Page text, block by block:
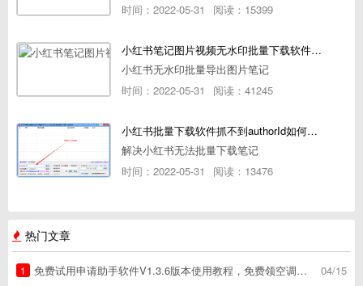
时间：2022-05-31
阅读：15399
小红书笔记图片视频无水印批量下载软件使用教程
小红书无水印批量导出图片笔记
时间：2022-05-31
阅读：41245
小红书批量下载软件抓不到authorId如何解决
解决小红书无法批量下载笔记
时间：2022-05-31
阅读：13476
热门文章
04/15
1
免费试用申请助手软件V1.3.6版本使用教程，免费领空调冰箱，附下载地址